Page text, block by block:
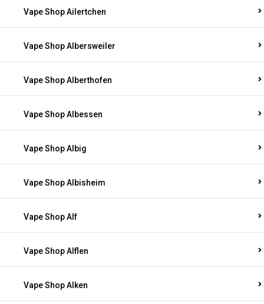
Vape Shop Ailertchen
Vape Shop Albersweiler
Vape Shop Alberthofen
Vape Shop Albessen
Vape Shop Albig
Vape Shop Albisheim
Vape Shop Alf
Vape Shop Alflen
Vape Shop Alken